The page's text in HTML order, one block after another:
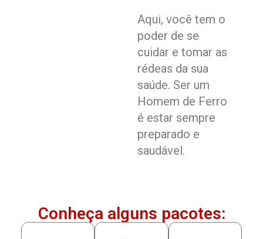
Aqui, você tem o
poder de se
cuidar e tomar as
rédeas da sua
saúde. Ser um
Homem de Ferro
é estar sempre
preparado e
saudável.
Conheça alguns pacotes: